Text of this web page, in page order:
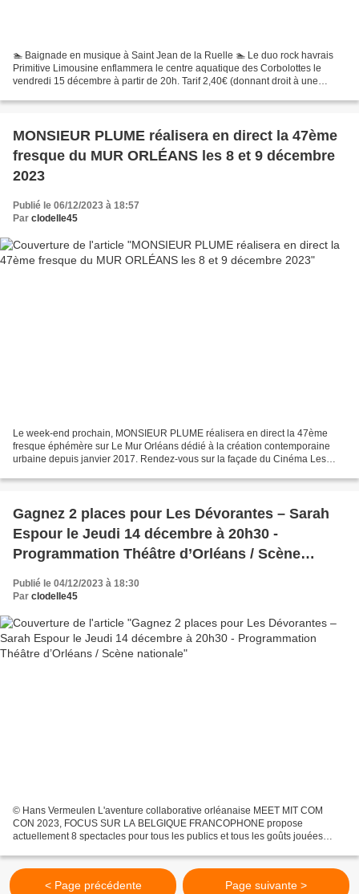
🏊 Baignade en musique à Saint Jean de la Ruelle 🏊 Le duo rock havrais
Primitive Limousine enflammera le centre aquatique des Corbolottes le
vendredi 15 décembre à partir de 20h. Tarif 2,40€ (donnant droit à une
MONSIEUR PLUME réalisera en direct la 47ème
fresque du MUR ORLÉANS les 8 et 9 décembre
2023
Publié le 06/12/2023 à 18:57
Par clodelle45
Le week-end prochain, MONSIEUR PLUME réalisera en direct la 47ème
fresque éphémère sur Le Mur Orléans dédié à la création contemporaine
urbaine depuis janvier 2017. Rendez-vous sur la façade du Cinéma Les
Gagnez 2 places pour Les Dévorantes – Sarah
Espour le Jeudi 14 décembre à 20h30 -
Programmation Théâtre d’Orléans / Scène
Publié le 04/12/2023 à 18:30
Par clodelle45
© Hans Vermeulen L'aventure collaborative orléanaise MEET MIT COM
CON 2023, FOCUS SUR LA BELGIQUE FRANCOPHONE propose
actuellement 8 spectacles pour tous les publics et tous les goûts jouées
< Page précédente Page suivante >